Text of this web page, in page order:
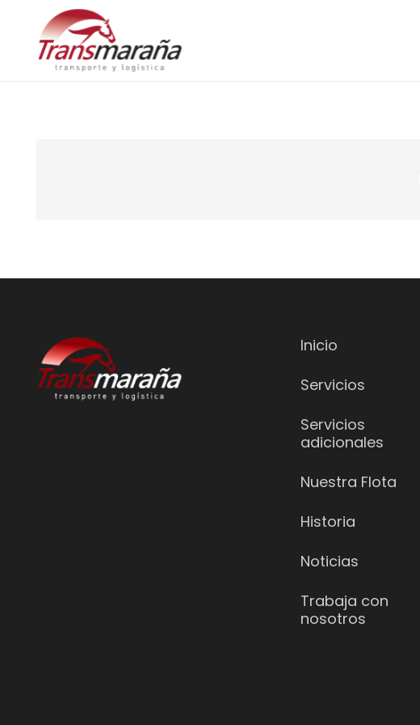
Inicio
Servicios
Servicios
adicionales
Nuestra Flota
Historia
Noticias
Trabaja con
nosotros